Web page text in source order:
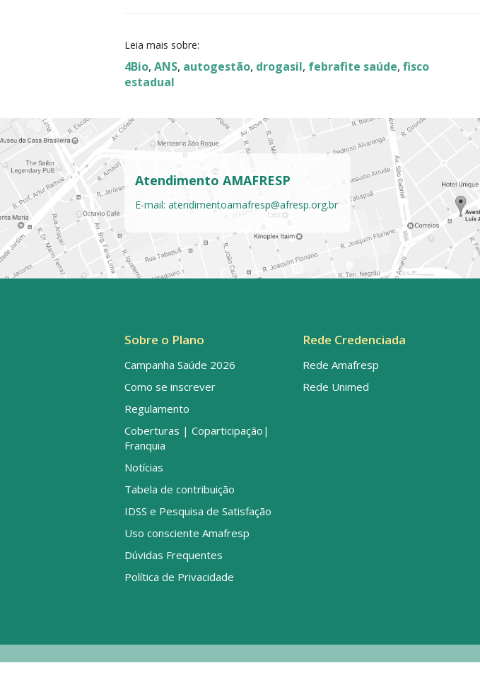
Leia mais sobre:
4Bio, ANS, autogestão, drogasil, febrafite saúde, fisco
estadual
Atendimento AMAFRESP
E-mail: atendimentoamafresp@afresp.org.br
Sobre o Plano
Campanha Saúde 2026
Como se inscrever
Regulamento
Coberturas | Coparticipação|
Franquia
Notícias
Tabela de contribuição
IDSS e Pesquisa de Satisfação
Uso consciente Amafresp
Dúvidas Frequentes
Política de Privacidade
Rede Credenciada
Rede Amafresp
Rede Unimed